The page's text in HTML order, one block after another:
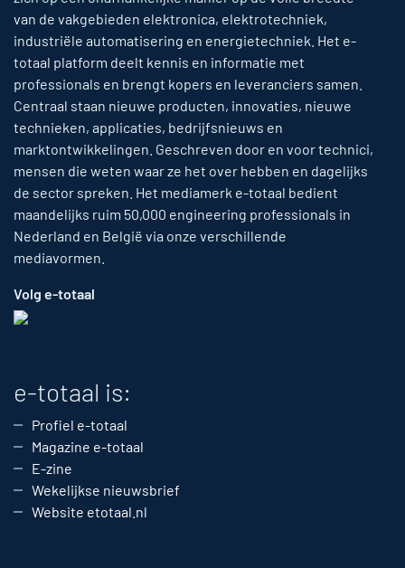
van de vakgebieden elektronica, elektrotechniek,
industriële automatisering en energietechniek. Het e-
totaal platform deelt kennis en informatie met
professionals en brengt kopers en leveranciers samen.
Centraal staan nieuwe producten, innovaties, nieuwe
technieken, applicaties, bedrijfsnieuws en
marktontwikkelingen. Geschreven door en voor technici,
mensen die weten waar ze het over hebben en dagelijks
de sector spreken. Het mediamerk e-totaal bedient
maandelijks ruim 50,000 engineering professionals in
Nederland en België via onze verschillende
mediavormen.
Volg e-totaal
e-totaal is:
Profiel e-totaal
Magazine e-totaal
E-zine
Wekelijkse nieuwsbrief
Website etotaal.nl